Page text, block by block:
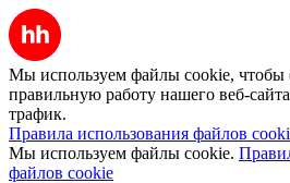
Мы используем файлы cookie, чтобы
правильную работу нашего веб-
трафик.
Правила использования файлов
Мы используем файлы cookie.
файлов cookie